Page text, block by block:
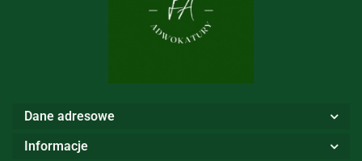
Dane adresowe
Informacje